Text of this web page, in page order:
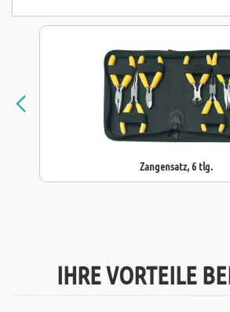
Zangensatz, 6 tlg.
IHRE VORTEILE